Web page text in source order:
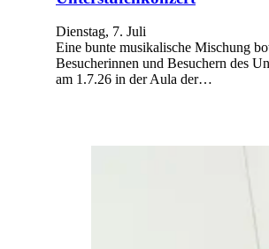
Dienstag, 7. Juli
Eine bunte musikalische Mischung
Besucherinnen und Besuchern des
am 1.7.26 in der Aula der…